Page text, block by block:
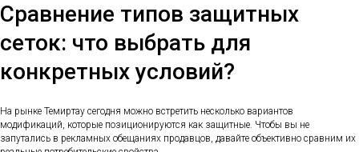
Сравнение типов защитных
сеток: что выбрать для
конкретных условий?
На рынке Темиртау сегодня можно встретить несколько вариантов
модификаций, которые позиционируются как защитные. Чтобы вы не
запутались в рекламных обещаниях продавцов, давайте объективно сравним их